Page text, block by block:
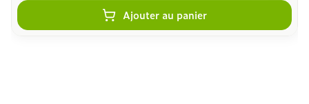
Ajouter au panier